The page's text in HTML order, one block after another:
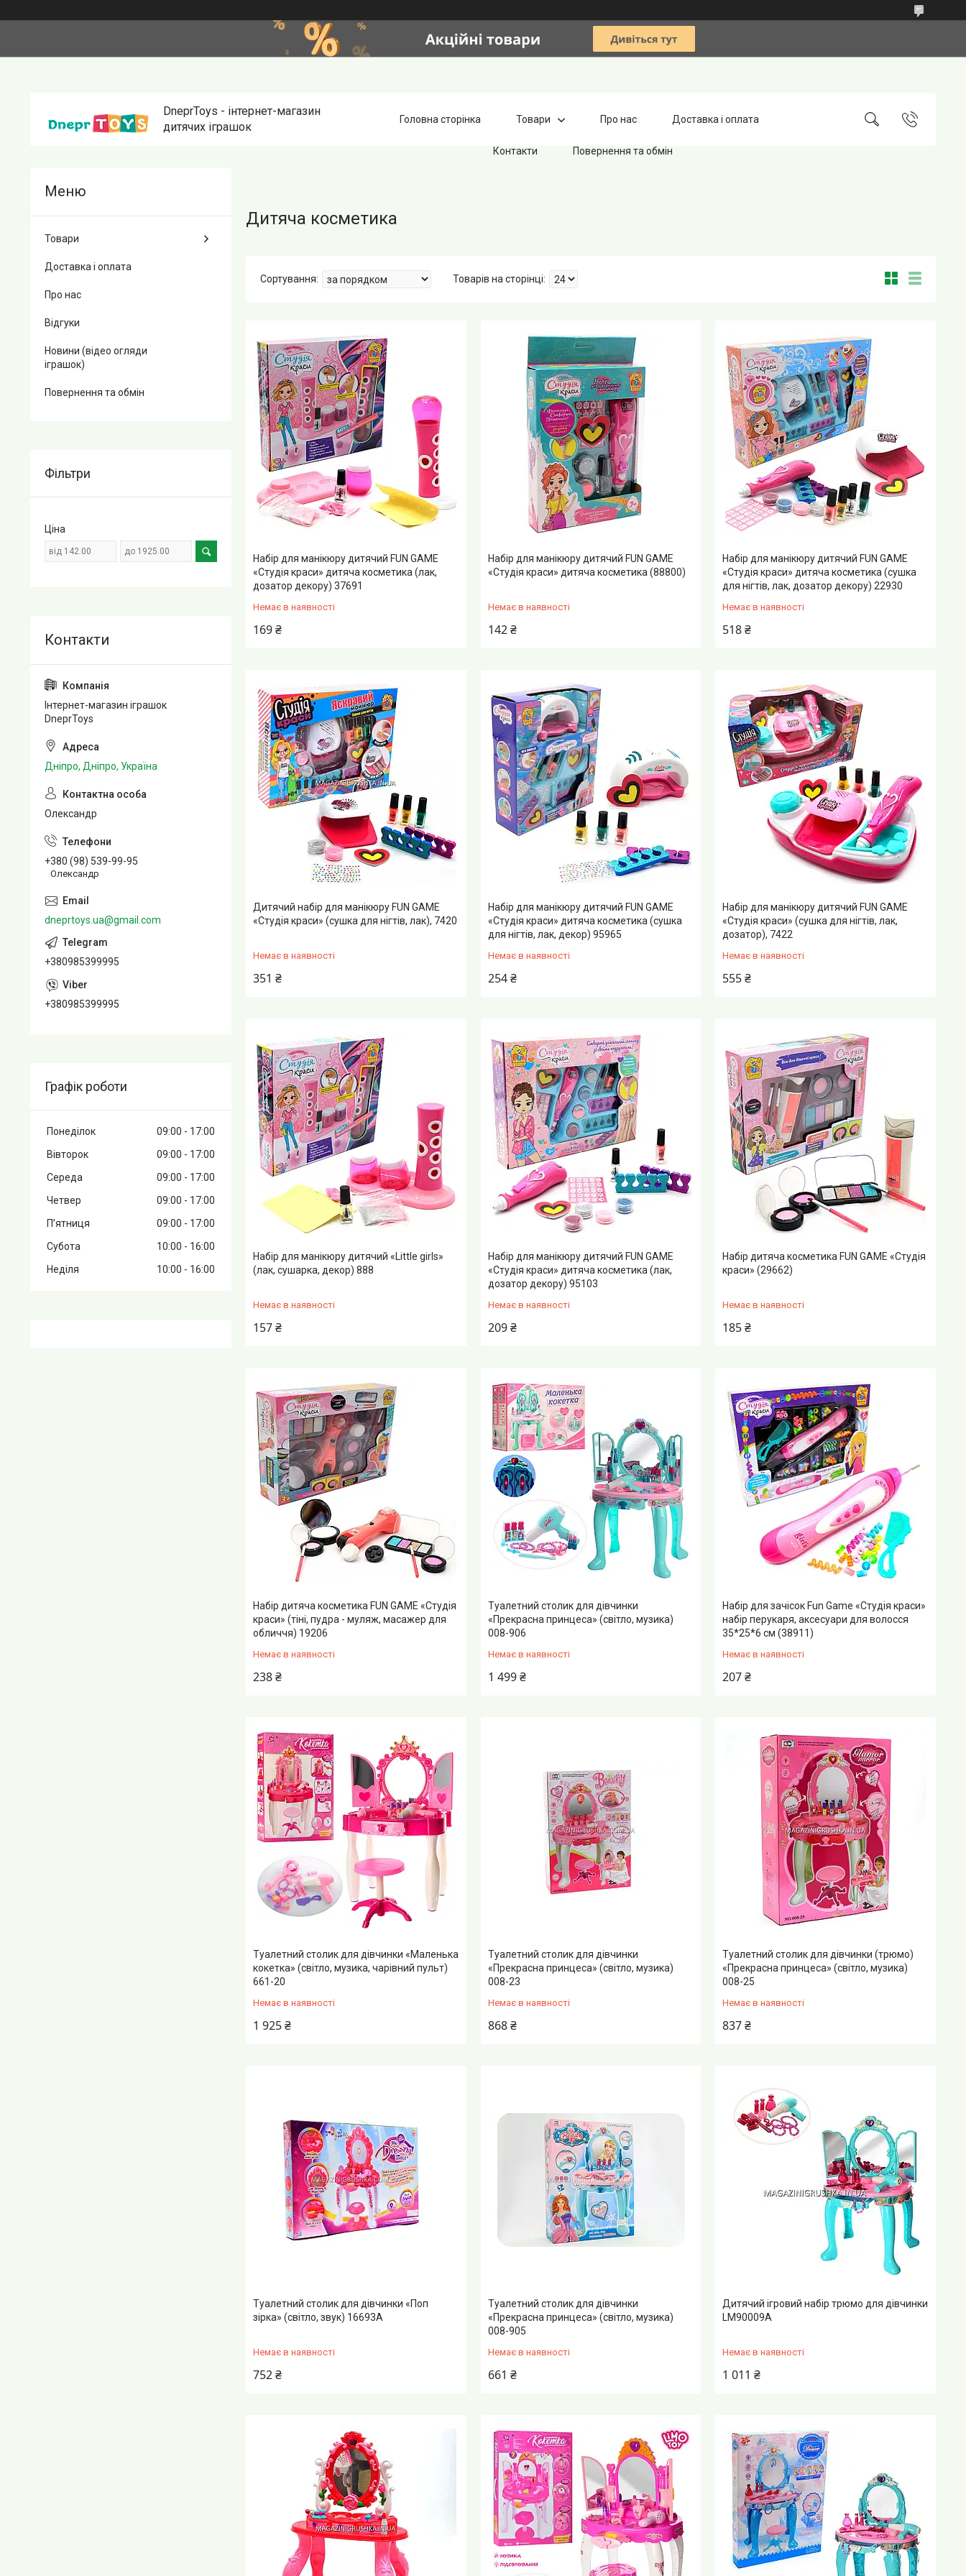
DneprToys - інтернет-магазин
дитячих іграшок
Головна сторінка Товари Про нас Доставка і оплата
Контакти Повернення та обмін
Дитяча косметика
Набір для манікюру дитячий FUN GAME
«Студія краси» дитяча косметика (лак,
дозатор декору) 37691
Немає в наявності
169 ₴
Набір для манікюру дитячий FUN GAME
«Студія краси» дитяча косметика (88800)
Немає в наявності
142 ₴
Набір для манікюру дитячий FUN GAME
«Студія краси» дитяча косметика (сушка
для нігтів, лак, дозатор декору) 22930
Немає в наявності
518 ₴
Дитячий набір для манікюру FUN GAME
«Студія краси» (сушка для нігтів, лак), 7420
Немає в наявності
351 ₴
Набір для манікюру дитячий FUN GAME
«Студія краси» дитяча косметика (сушка
для нігтів, лак, декор) 95965
Немає в наявності
254 ₴
Набір для манікюру дитячий FUN GAME
«Студія краси» (сушка для нігтів, лак,
дозатор), 7422
Немає в наявності
555 ₴
Набір для манікюру дитячий «Little girls»
(лак, сушарка, декор) 888
Немає в наявності
157 ₴
Набір для манікюру дитячий FUN GAME
«Студія краси» дитяча косметика (лак,
дозатор декору) 95103
Немає в наявності
209 ₴
Набір дитяча косметика FUN GAME «Студія
краси» (29662)
Немає в наявності
185 ₴
Набір дитяча косметика FUN GAME «Студія
краси» (тіні, пудра - муляж, масажер для
обличчя) 19206
Немає в наявності
238 ₴
Туалетний столик для дівчинки
«Прекрасна принцеса» (світло, музика)
008-906
Немає в наявності
1 499 ₴
Набір для зачісок Fun Game «Студія краси»
набір перукаря, аксесуари для волосся
35*25*6 см (38911)
Немає в наявності
207 ₴
Туалетний столик для дівчинки «Маленька
кокетка» (світло, музика, чарівний пульт)
661-20
Немає в наявності
1 925 ₴
Туалетний столик для дівчинки
«Прекрасна принцеса» (світло, музика)
008-23
Немає в наявності
868 ₴
Туалетний столик для дівчинки (трюмо)
«Прекрасна принцеса» (світло, музика)
008-25
Немає в наявності
837 ₴
Туалетний столик для дівчинки «Поп
зірка» (світло, звук) 16693A
Немає в наявності
752 ₴
Туалетний столик для дівчинки
«Прекрасна принцеса» (світло, музика)
008-905
Немає в наявності
661 ₴
Дитячий ігровий набір трюмо для дівчинки
LM90009A
Немає в наявності
1 011 ₴
Товари
Доставка і оплата
Про нас
Відгуки
Новини (відео огляди
іграшок)
Повернення та обмін
Фільтри
Ціна
Інтернет-магазин іграшок
DneprToys
Дніпро, Дніпро, Україна
Олександр
+380 (98) 539-99-95
Олександр
dneprtoys.ua@gmail.com
+380985399995
+380985399995
Графік роботи
Понеділок 09:00
17:00
Вівторок
09:00
17:00
Середа
09:00
17:00
Четвер
09:00
17:00
Пʼятниця
09:00
17:00
Субота
10:00
16:00
Неділя
10:00 16:00